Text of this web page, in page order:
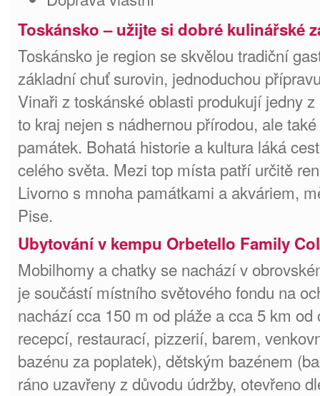
Toskánsko – užijte si dobré kulinářské
Toskánsko je region se skvělou tradiční
základní chuť surovin, jednoduchou
Vinaři z toskánské oblasti produkují jedny
to kraj nejen s nádhernou přírodou, ale
památek. Bohatá historie a kultura láká
celého světa. Mezi top místa patří určitě
Livorno s mnoha památkami a akváriem,
Pise.
Ubytování v kempu Orbetello Family
Mobilhomy a chatky se nachází v
je součástí místního světového fondu na
nachází cca 150 m od pláže a cca 5 km
recepcí, restaurací, pizzerií, barem,
bazénu za poplatek), dětským bazénem
ráno uzavřeny z důvodu údržby, otevřeno